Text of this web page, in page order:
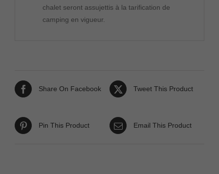
chalet seront assujettis à la tarification de
camping en vigueur.
Share On Facebook Tweet This Product
Pin This Product Email This Product